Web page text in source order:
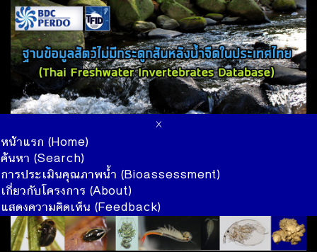
x
หน้าแรก (Home)
ค้นหา (Search)
การประเมินคุณภาพน้ำ (Bioassessment)
เกี่ยวกับโครงการ (About)
แสดงความคิดเห็น (Feedback)